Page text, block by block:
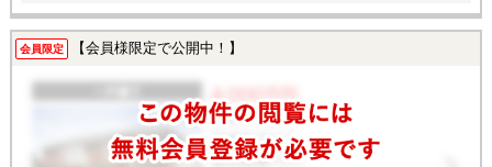
会員限定 【会員様限定で公開中！】